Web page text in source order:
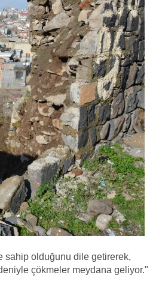
sahip olduğunu dile getirerek,
çökmeler meydana geliyor."